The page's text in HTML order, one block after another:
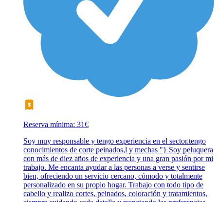
Reserva mínima: 31€
Soy muy responsable y tengo experiencia en el sector.tengo
conocimientos de corte peinados,l y mechas "} Soy peluquera
con más de diez años de experiencia y una gran pasión por mi
trabajo. Me encanta ayudar a las personas a verse y sentirse
bien, ofreciendo un servicio cercano, cómodo y totalmente
personalizado en su propio hogar. Trabajo con todo tipo de
cabello y realizo cortes, peinados, coloración y tratamientos,